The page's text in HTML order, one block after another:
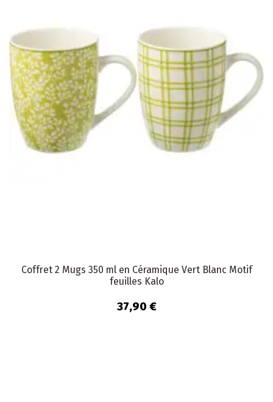
Coffret 2 Mugs 350 ml en Céramique Vert Blanc Motif
feuilles Kalo
37,90 €